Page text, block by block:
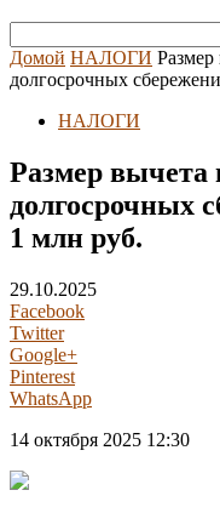
Домой НАЛОГИ
долгосрочных
НАЛОГИ
Размер
долгосрочных
1 млн руб.
29.10.2025
Facebook
Twitter
Google+
Pinterest
WhatsApp
14 октября 2025 12:30